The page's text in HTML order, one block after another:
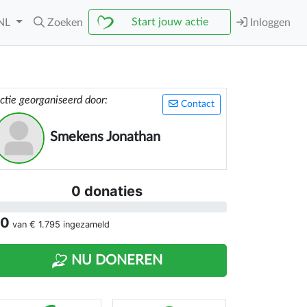
Zoeken Start jouw actie Inloggen
Contact
georganiseerd door:
Smekens Jonathan
0 donaties
van € 1.795 ingezameld
NU DONEREN